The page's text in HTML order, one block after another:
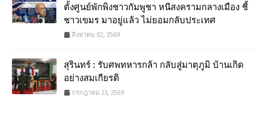
ตั้งศูนย์พักพิงชาวกัมพูชา หนีสงครามกลางเมือง ชี้
ชาวเขมร มาอยู่แล้ว ไม่ยอมกลับประเทศ
สิงหาคม 02, 2569
สุรินทร์ : รับศพทหารกล้า กลับสู่มาตุภูมิ บ้านเกิด
อย่างสมเกียรติ
กรกฎาคม 23, 2569